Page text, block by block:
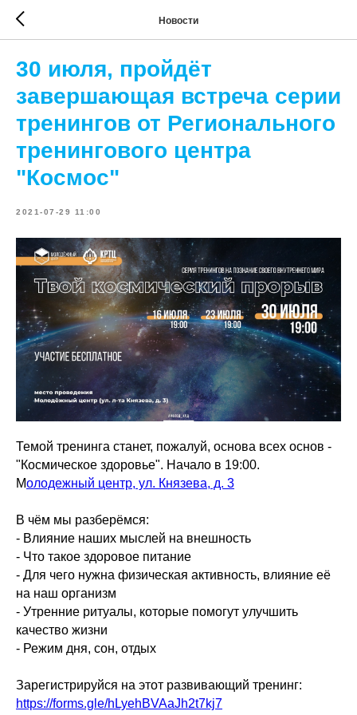
Новости
30 июля, пройдёт
завершающая встреча серии
тренингов от Регионального
тренингового центра
"Космос"
2021-07-29 11:00
Темой тренинга станет, пожалуй, основа всех основ -
"Космическое здоровье". Начало в 19:00.
Молодежный центр, ул. Князева, д. 3
В чём мы разберёмся:
- Влияние наших мыслей на внешность
- Что такое здоровое питание
- Для чего нужна физическая активность, влияние её
на наш организм
- Утренние ритуалы, которые помогут улучшить
качество жизни
- Режим дня, сон, отдых
Зарегистрируйся на этот развивающий тренинг:
https://forms.gle/hLyehBVAaJh2t7kj7